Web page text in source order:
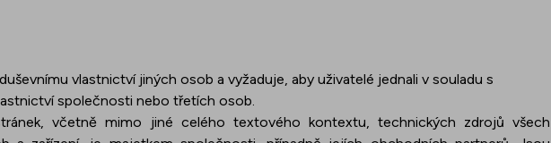
vlastnictví jiných osob a vyžaduje, aby uživatelé jednali v souladu s
společnosti nebo třetích osob.
včetně mimo jiné celého textového kontextu, technických zdrojů všech